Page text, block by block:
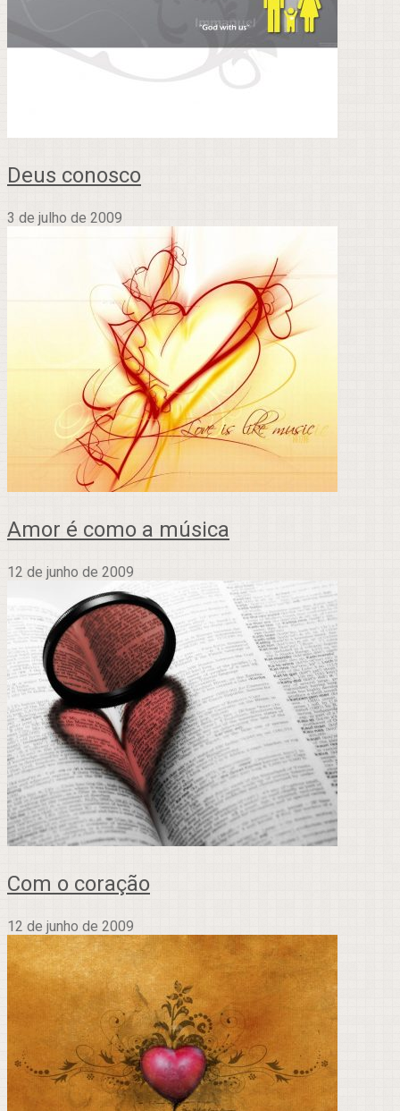
Deus conosco
3 de julho de 2009
Amor é como a música
12 de junho de 2009
Com o coração
12 de junho de 2009